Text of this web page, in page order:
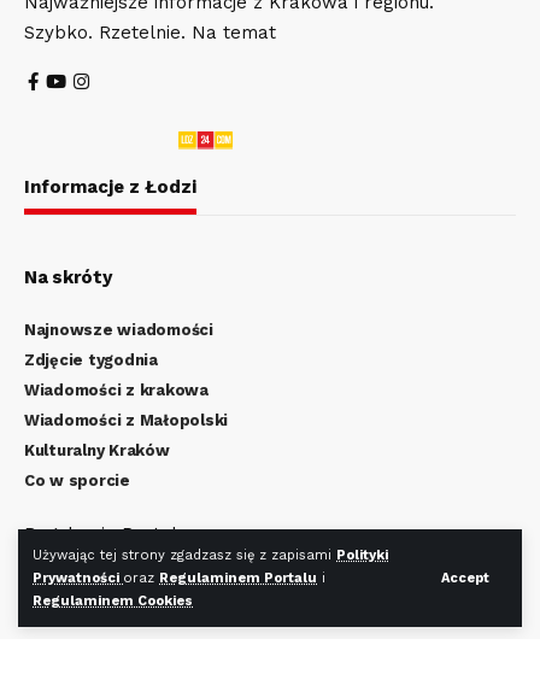
Używając tej strony zgadzasz się z zapisami Polityki
Prywatności oraz Regulaminem Portalu i
Regulaminem Cookies
Accept
Szybko. Rzetelnie. Na temat
Informacje z Łodzi
Na skróty
Najnowsze wiadomości
Zdjęcie tygodnia
Wiadomości z krakowa
Wiadomości z Małopolski
Kulturalny Kraków
Co w sporcie
Regulamin Portalu
Polityka Prywatności
Regulamin Cookies